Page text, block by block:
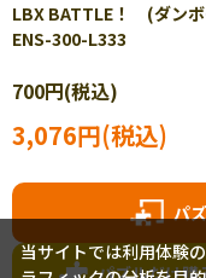
軽量なアルミを使用し丈
LBX BATTLE！ (ダン
ENS-300-L333
700円(税込)
3,076円(税込)
パ
パズルだけ購
当サイトでは利用体験